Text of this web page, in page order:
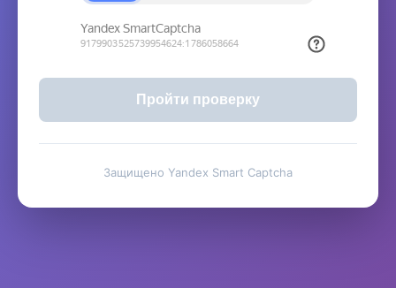
Пройти проверку
Защищено Yandex Smart Captcha